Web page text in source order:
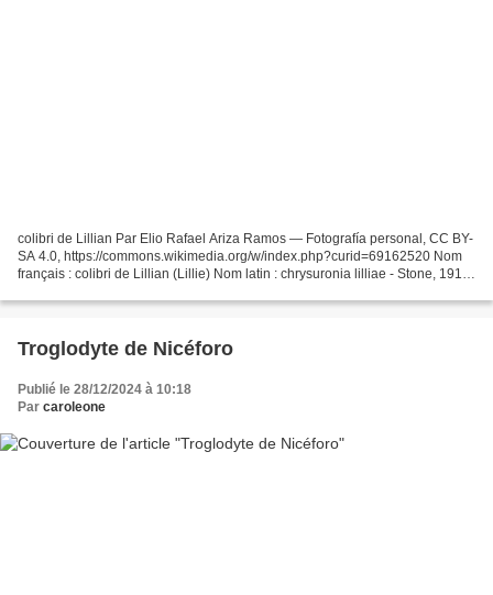
colibri de Lillian Par Elio Rafael Ariza Ramos — Fotografía personal, CC BY-
SA 4.0, https://commons.wikimedia.org/w/index.php?curid=69162520 Nom
français : colibri de Lillian (Lillie) Nom latin : chrysuronia lilliae - Stone, 1917
Troglodyte de Nicéforo
Publié le 28/12/2024 à 10:18
Par caroleone